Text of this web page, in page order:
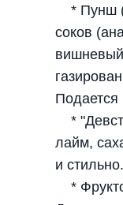
* Пунш
соков
*
лайм,
и стильно.
*